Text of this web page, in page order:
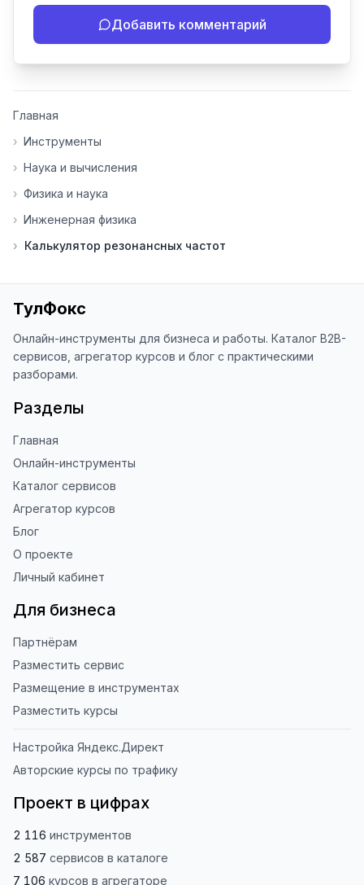
- Если инструмент работает
некорректно
инструменты нуждаются в доработке.
основе вашей обратной связи.
⭐ Если вам нравится ToolFox — буду
благодарен за отзыв о сайте в
«Оценить сайт» в панели браузера).
наши инструменты!
Благодарю за доверие и
использование ToolFox! 🚀
Добавить комментарий
Главная
› Инструменты
› Наука и вычисления
› Физика и наука
› Инженерная физика
› Калькулятор резонансных частот
ТулФокс
Онлайн-инструменты для бизнеса и работы. Каталог B2B-
сервисов, агрегатор курсов и блог с практическими
разборами.
Разделы
Главная
Онлайн-инструменты
Каталог сервисов
Агрегатор курсов
Блог
О проекте
Личный кабинет
Для бизнеса
Партнёрам
Разместить сервис
Размещение в инструментах
Разместить курсы
Настройка Яндекс.Директ
Авторские курсы по трафику
Проект в цифрах
2 116 инструментов
2 587 сервисов в каталоге
7 106 курсов в агрегаторе